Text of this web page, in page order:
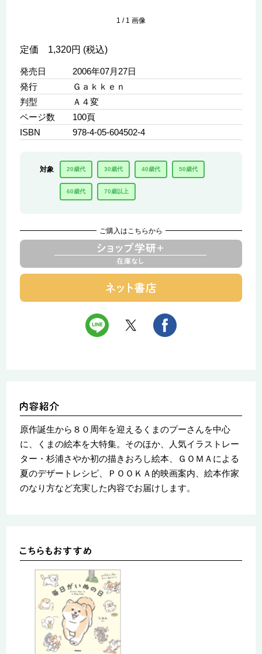
1 / 1 画像
定価 1,320円 (税込)
発売日
2006年07月27日
発行
Ｇａｋｋｅｎ
判型
Ａ４変
ページ数
100頁
ISBN
978-4-05-604502-4
対象 20歳代 30歳代 40歳代 50歳代
60歳代 70歳以上
ご購入はこちらから
原作誕生から８０周年を迎えるくまのプーさんを中心
に、くまの絵本を大特集。そのほか、人気イラストレー
ター・杉浦さやか初の描きおろし絵本、ＧＯＭＡによる
夏のデザートレシピ、ＰＯＯＫＡ的映画案内、絵本作家
のなり方など充実した内容でお届けします。